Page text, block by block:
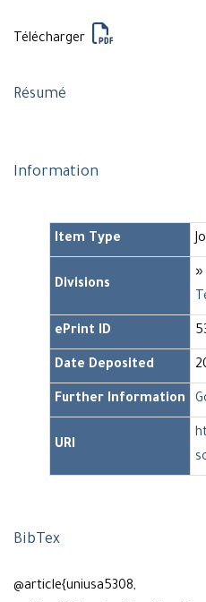
Télécharger
Résumé
Information
Item Type
Divisions
»
ePrint ID
Date Deposited
Further Information
URI
BibTex
@article{uniusa5308,